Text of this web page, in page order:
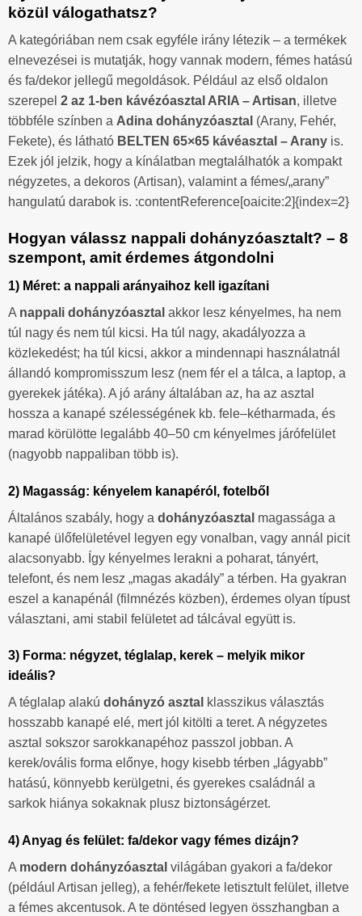
közül válogathatsz?
A kategóriában nem csak egyféle irány létezik – a termékek
elnevezései is mutatják, hogy vannak modern, fémes hatású
és fa/dekor jellegű megoldások. Például az első oldalon
szerepel 2 az 1-ben kávézóasztal ARIA – Artisan, illetve
többféle színben a Adina dohányzóasztal (Arany, Fehér,
Fekete), és látható BELTEN 65×65 kávéasztal – Arany is.
Ezek jól jelzik, hogy a kínálatban megtalálhatók a kompakt
négyzetes, a dekoros (Artisan), valamint a fémes/„arany”
hangulatú darabok is. :contentReference[oaicite:2]{index=2}
Hogyan válassz nappali dohányzóasztalt? – 8
szempont, amit érdemes átgondolni
1) Méret: a nappali arányaihoz kell igazítani
A nappali dohányzóasztal akkor lesz kényelmes, ha nem
túl nagy és nem túl kicsi. Ha túl nagy, akadályozza a
közlekedést; ha túl kicsi, akkor a mindennapi használatnál
állandó kompromisszum lesz (nem fér el a tálca, a laptop, a
gyerekek játéka). A jó arány általában az, ha az asztal
hossza a kanapé szélességének kb. fele–kétharmada, és
marad körülötte legalább 40–50 cm kényelmes járófelület
(nagyobb nappaliban több is).
2) Magasság: kényelem kanapéról, fotelből
Általános szabály, hogy a dohányzóasztal magassága a
kanapé ülőfelületével legyen egy vonalban, vagy annál picit
alacsonyabb. Így kényelmes lerakni a poharat, tányért,
telefont, és nem lesz „magas akadály” a térben. Ha gyakran
eszel a kanapénál (filmnézés közben), érdemes olyan típust
választani, ami stabil felületet ad tálcával együtt is.
3) Forma: négyzet, téglalap, kerek – melyik mikor
ideális?
A téglalap alakú dohányzó asztal klasszikus választás
hosszabb kanapé elé, mert jól kitölti a teret. A négyzetes
asztal sokszor sarokkanapéhoz passzol jobban. A
kerek/ovális forma előnye, hogy kisebb térben „lágyabb”
hatású, könnyebb kerülgetni, és gyerekes családnál a
sarkok hiánya sokaknak plusz biztonságérzet.
4) Anyag és felület: fa/dekor vagy fémes dizájn?
A modern dohányzóasztal világában gyakori a fa/dekor
(például Artisan jelleg), a fehér/fekete letisztult felület, illetve
a fémes akcentusok. A te döntésed legyen összhangban a